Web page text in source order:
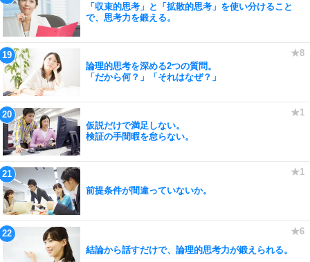
「収束的思考」と「拡散的思考」を使い分けること
で、思考力を鍛える。
論理的思考を深める2つの質問。
「だから何？」「それはなぜ？」
仮説だけで満足しない。
検証の手間暇を怠らない。
前提条件が間違っていないか。
結論から話すだけで、論理的思考力が鍛えられる。